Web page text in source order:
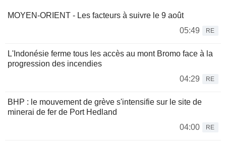
MOYEN-ORIENT - Les facteurs à suivre le 9 août
05:49
RE
L'Indonésie ferme tous les accès au mont Bromo face à la
progression des incendies
04:29
RE
BHP : le mouvement de grève s'intensifie sur le site de
minerai de fer de Port Hedland
04:00
RE